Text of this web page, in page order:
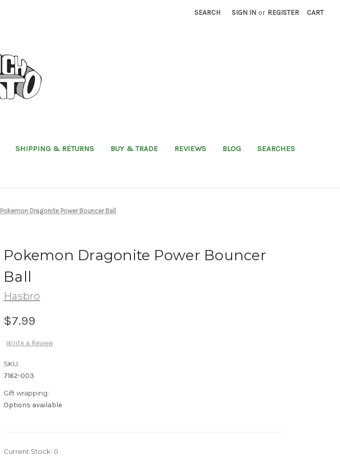
SEARCH SIGN IN or REGISTER CART
SHIPPING & RETURNS BUY & TRADE REVIEWS BLOG SEARCHES
Pokemon Dragonite Power Bouncer Ball
Pokemon Dragonite Power Bouncer
Ball
Hasbro
$7.99
Write a Review
SKU:
7162-003
Gift wrapping:
Options available
Current Stock: 0